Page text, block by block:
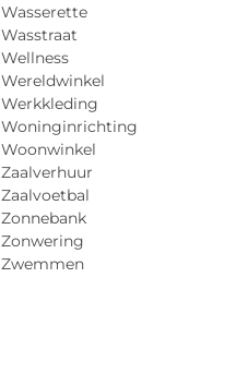
Wasserette
Wasstraat
Wellness
Wereldwinkel
Werkkleding
Woninginrichting
Woonwinkel
Zaalverhuur
Zaalvoetbal
Zonnebank
Zonwering
Zwemmen